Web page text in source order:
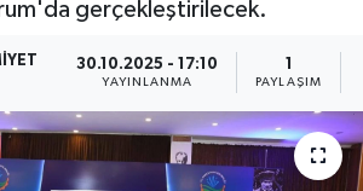
gerçekleştirilecek.
30.10.2025 - 17:10
YAYINLANMA
1
PAYLAŞIM